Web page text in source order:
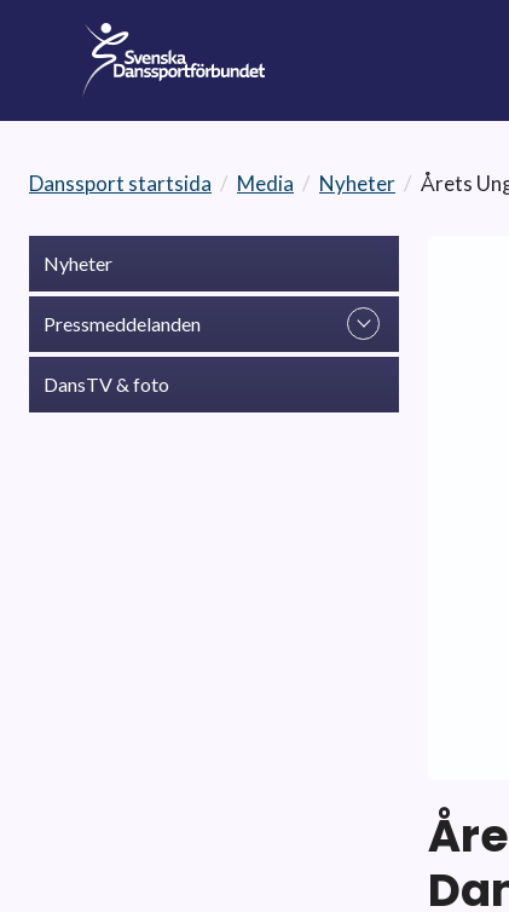
Danssport startsida / Media / Nyheter / Årets
Nyheter
Pressmeddelanden
DansTV & foto